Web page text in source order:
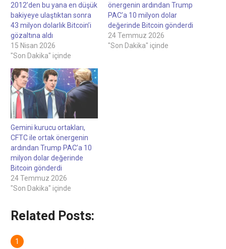
2012’den bu yana en düşük
bakiyeye ulaştıktan sonra
43 milyon dolarlık Bitcoin’i
gözaltına aldı
15 Nisan 2026
"Son Dakika" içinde
önergenin ardından Trump
PAC’a 10 milyon dolar
değerinde Bitcoin gönderdi
24 Temmuz 2026
"Son Dakika" içinde
Gemini kurucu ortakları,
CFTC ile ortak önergenin
ardından Trump PAC’a 10
milyon dolar değerinde
Bitcoin gönderdi
24 Temmuz 2026
"Son Dakika" içinde
Related Posts: